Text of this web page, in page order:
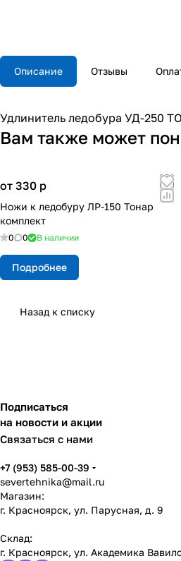
Описание Отзывы
Удлинитель ледобура УД-250
Вам также может
от 330 p
Ножи к ледобуру ЛР-150 Тонар
комплект
0 0 В наличии
Подробнее
Назад к списку
Подписаться
на новости и акции
Связаться с нами
+7 (953) 585-00-39
severtehnika@mail.ru
Магазин:
г. Красноярск, ул. Парусная, д. 9
Склад:
г. Красноярск, ул. Академика